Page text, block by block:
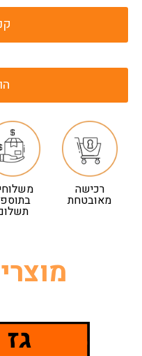
רכישה
מאובטחת